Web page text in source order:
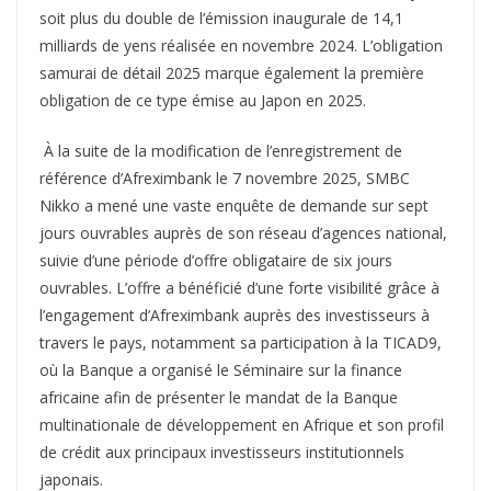
soit plus du double de l’émission inaugurale de 14,1
milliards de yens réalisée en novembre 2024. L’obligation
samurai de détail 2025 marque également la première
obligation de ce type émise au Japon en 2025.
À la suite de la modification de l’enregistrement de
référence d’Afreximbank le 7 novembre 2025, SMBC
Nikko a mené une vaste enquête de demande sur sept
jours ouvrables auprès de son réseau d’agences national,
suivie d’une période d’offre obligataire de six jours
ouvrables. L’offre a bénéficié d’une forte visibilité grâce à
l’engagement d’Afreximbank auprès des investisseurs à
travers le pays, notamment sa participation à la TICAD9,
où la Banque a organisé le Séminaire sur la finance
africaine afin de présenter le mandat de la Banque
multinationale de développement en Afrique et son profil
de crédit aux principaux investisseurs institutionnels
japonais.